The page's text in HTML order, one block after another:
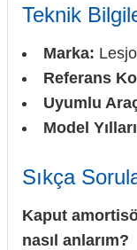
Teknik
Marka:
Referans
Uyumlu
Model
Sıkça
Kaput
nasıl anlarım?